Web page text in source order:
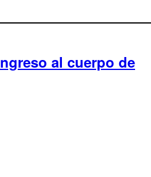
al cuerpo de